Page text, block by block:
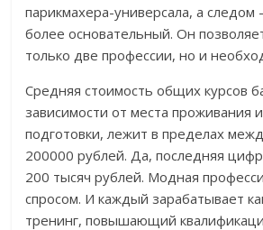
парикмахера-универсала, а
более основательный. Он
только две профессии, но и
Средняя стоимость общих курсов
зависимости от места проживания
подготовки, лежит в пределах
200000 рублей. Да, последняя
200 тысяч рублей. Модная
спросом. И каждый зарабатывает
тренинг, повышающий